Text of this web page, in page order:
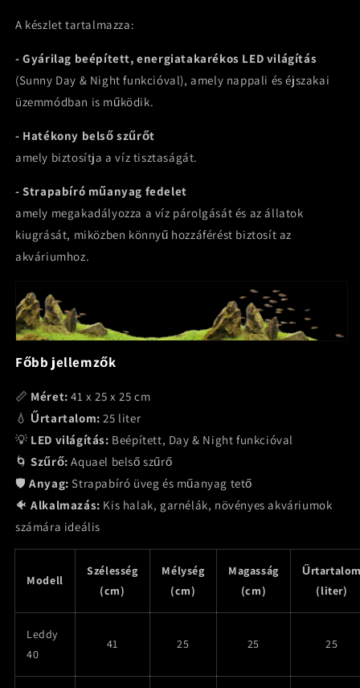
A készlet tartalmazza:
- Gyárilag beépített, energiatakarékos LED világítás
(Sunny Day & Night funkcióval), amely nappali és éjszakai
üzemmódban is működik.
- Hatékony belső szűrőt
amely biztosítja a víz tisztaságát.
- Strapabíró műanyag fedelet
amely megakadályozza a víz párolgását és az állatok
kiugrását, miközben könnyű hozzáférést biztosít az
akváriumhoz.
Főbb jellemzők
📏 Méret: 41 x 25 x 25 cm
💧 Űrtartalom: 25 liter
💡 LED világítás: Beépített, Day & Night funkcióval
🌀Szűrő: Aquael belső szűrő
🛡️Anyag: Strapabíró üveg és műanyag tető
🐠Alkalmazás: Kis halak, garnélák, növényes akváriumok
számára ideális
Modell
Szélesség
(cm)
Mélység
(cm)
Magasság
(cm)
(liter)
Leddy
40
41 25 25 25